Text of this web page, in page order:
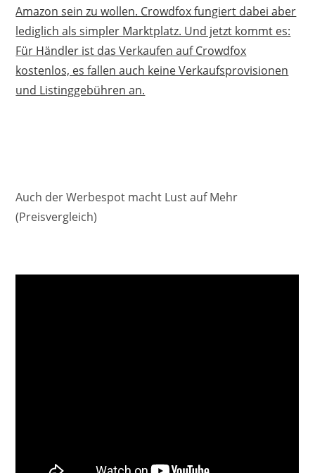
Amazon sein zu wollen. Crowdfox fungiert dabei aber
lediglich als simpler Marktplatz. Und jetzt kommt es:
Für Händler ist das Verkaufen auf Crowdfox
kostenlos, es fallen auch keine Verkaufsprovisionen
und Listinggebühren an.
Auch der Werbespot macht Lust auf Mehr
(Preisvergleich)